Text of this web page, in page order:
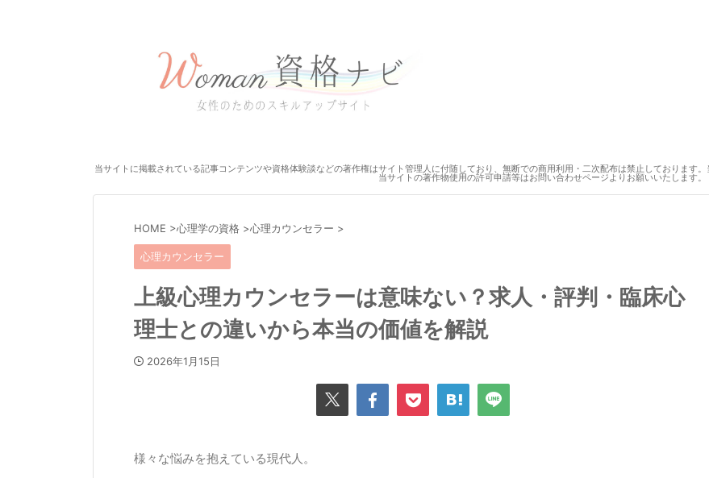
当サイトに掲載されている記事コンテンツや資格体験談などの著作権はサイト管理人に付随しており、無断での商用利用・二次配布は禁止しております
当サイトの著作物使用の許可申請等はお問い合わせページよりお願いいたします。
HOME >心理学の資格 >心理カウンセラー >
心理カウンセラー
上級心理カウンセラーは意味ない？求人・評判・臨床心
理士との違いから本当の価値を解説
2026年1月15日
様々な悩みを抱えている現代人。